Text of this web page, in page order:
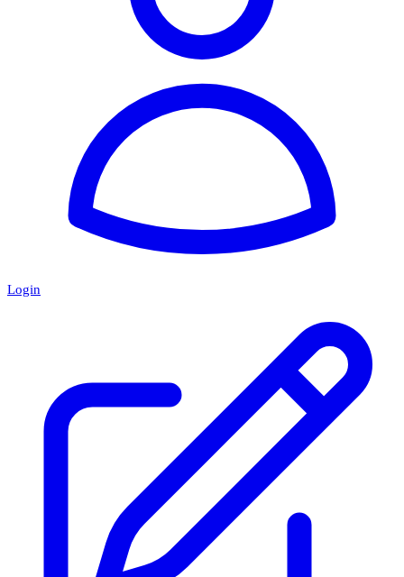
Login